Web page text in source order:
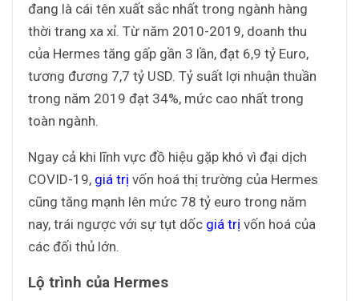
đang là cái tên xuất sắc nhất trong ngành hàng
thời trang xa xỉ. Từ năm 2010-2019, doanh thu
của Hermes tăng gấp gần 3 lần, đạt 6,9 tỷ Euro,
tương đương 7,7 tỷ USD. Tỷ suất lợi nhuận thuần
trong năm 2019 đạt 34%, mức cao nhất trong
toàn ngành.
Ngay cả khi lĩnh vực đồ hiệu gặp khó vì đại dịch
COVID-19, giá trị vốn hoá thị trường của Hermes
cũng tăng mạnh lên mức 78 tỷ euro trong năm
nay, trái ngược với sự tụt dốc giá trị vốn hoá của
các đối thủ lớn.
Lộ trình của Hermes